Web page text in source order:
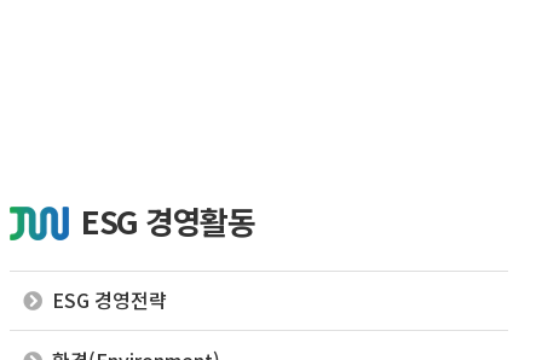
ESG 경영활동
ESG 경영전략